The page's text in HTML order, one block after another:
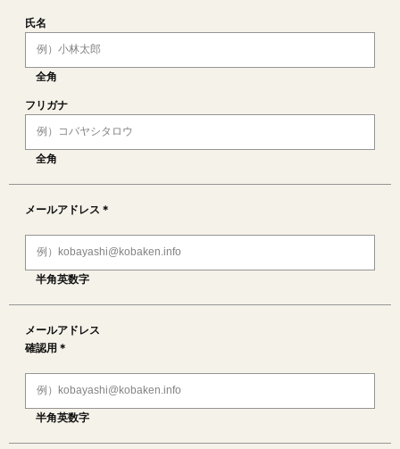
氏名
全角
フリガナ
全角
メールアドレス＊
半角英数字
メールアドレス
確認用＊
半角英数字